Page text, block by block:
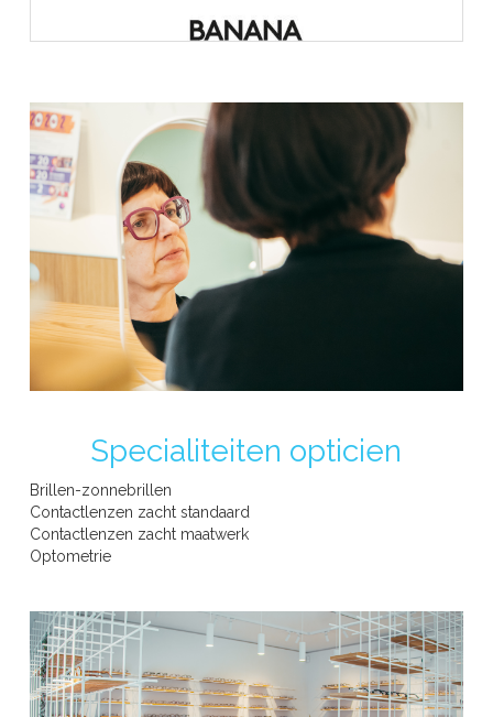
Banana Moon Eyewear
BINÔCHE
Cabrio
Specialiteiten opticien
Brillen-zonnebrillen
Contactlenzen zacht standaard
Contactlenzen zacht maatwerk
Optometrie